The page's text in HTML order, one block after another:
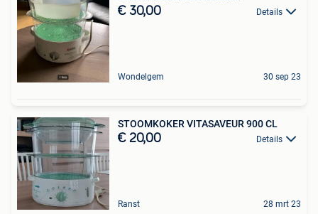
€ 30,00 Details
Wondelgem 30 sep 23
STOOMKOKER VITASAVEUR 900 CL
€ 20,00 Details
Ranst 28 mrt 23